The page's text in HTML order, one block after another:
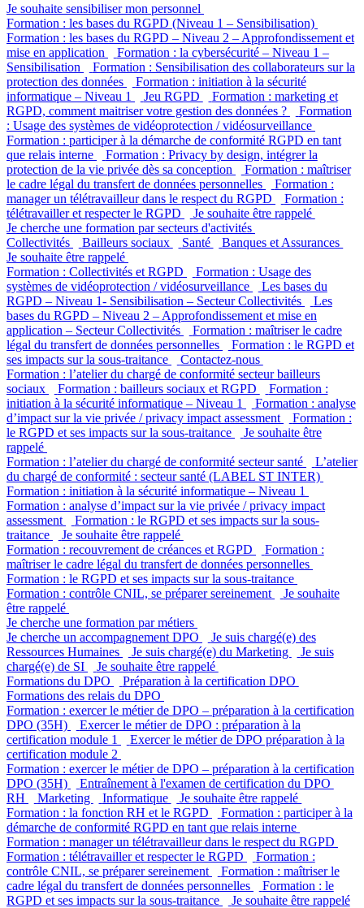
Je souhaite sensibiliser mon personnel
Formation : les bases du RGPD (Niveau 1 – Sensibilisation)
Formation : les bases du RGPD – Niveau 2 – Approfondissement et
mise en application
Formation : la cybersécurité – Niveau 1 –
Sensibilisation
Formation : Sensibilisation des collaborateurs sur la
protection des données
Formation : initiation à la sécurité
informatique – Niveau 1
Jeu RGPD
Formation : marketing et
RGPD, comment maitriser votre gestion des données ?
Formation
: Usage des systèmes de vidéoprotection / vidéosurveillance
Formation : participer à la démarche de conformité RGPD en tant
que relais interne
Formation : Privacy by design, intégrer la
protection de la vie privée dès sa conception
Formation : maîtriser
le cadre légal du transfert de données personnelles
Formation :
manager un télétravailleur dans le respect du RGPD
Formation :
télétravailler et respecter le RGPD
Je souhaite être rappelé
Je cherche une formation par secteurs d'activités
Collectivités
Bailleurs sociaux Santé
Banques et Assurances
Je souhaite être rappelé
Formation : Collectivités et RGPD
Formation : Usage des
systèmes de vidéoprotection / vidéosurveillance
Les bases du
RGPD – Niveau 1- Sensibilisation – Secteur Collectivités
Les
bases du RGPD – Niveau 2 – Approfondissement et mise en
application – Secteur Collectivités
Formation : maîtriser le cadre
légal du transfert de données personnelles
Formation : le RGPD et
ses impacts sur la sous-traitance
Contactez-nous
Formation : l’atelier du chargé de conformité secteur bailleurs
sociaux
Formation : bailleurs sociaux et RGPD
Formation :
initiation à la sécurité informatique – Niveau 1
Formation : analyse
d’impact sur la vie privée / privacy impact assessment
Formation :
le RGPD et ses impacts sur la sous-traitance
Je souhaite être
rappelé
Formation : l’atelier du chargé de conformité secteur santé
L’atelier
du chargé de conformité : secteur santé (LABEL ST INTER)
Formation : initiation à la sécurité informatique – Niveau 1
Formation : analyse d’impact sur la vie privée / privacy impact
assessment
Formation : le RGPD et ses impacts sur la sous-
traitance
Je souhaite être rappelé
Formation : recouvrement de créances et RGPD
Formation :
maîtriser le cadre légal du transfert de données personnelles
Formation : le RGPD et ses impacts sur la sous-traitance
Formation : contrôle CNIL, se préparer sereinement
Je souhaite
être rappelé
Je cherche une formation par métiers
Je cherche un accompagnement DPO
Je suis chargé(e) des
Ressources Humaines
Je suis chargé(e) du Marketing
Je suis
chargé(e) de SI
Je souhaite être rappelé
Formations du DPO
Préparation à la certification DPO
Formations des relais du DPO
Formation : exercer le métier de DPO – préparation à la certification
DPO (35H)
Exercer le métier de DPO : préparation à la
certification module 1
Exercer le métier de DPO préparation à la
certification module 2
Formation : exercer le métier de DPO – préparation à la certification
DPO (35H)
Entraînement à l'examen de certification du DPO
RH
Marketing Informatique
Je souhaite être rappelé
Formation : la fonction RH et le RGPD
Formation : participer à la
démarche de conformité RGPD en tant que relais interne
Formation : manager un télétravailleur dans le respect du RGPD
Formation : télétravailler et respecter le RGPD
Formation :
contrôle CNIL, se préparer sereinement
Formation : maîtriser le
cadre légal du transfert de données personnelles
Formation : le
RGPD et ses impacts sur la sous-traitance
Je souhaite être rappelé